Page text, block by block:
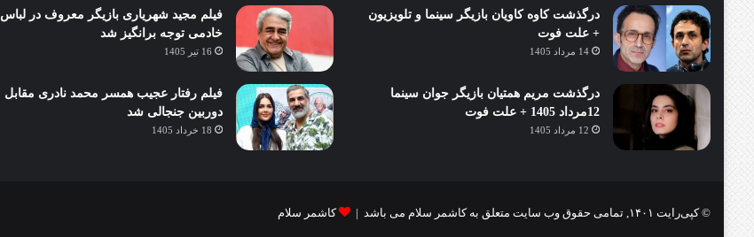
درگذشت کاوه کاویان بازیگر سینما و تلویزیون
+ علت فوت
14 مرداد 1405
درگذشت مریم همتیان بازیگر جوان سینما
12مرداد 1405 + علت فوت
12 مرداد 1405
فیلم مجید شهریاری بازیگر معروف در لباس
خادمی توجه برانگیز شد
16 تیر 1405
فیلم رفتار عجیب همسر محمد نادری مقابل
دوربین جنجالی شد
18 خرداد 1405
© کپی‌رایت ۱۴۰۱, تمامی حقوق وب سایت متعلق به کاشمر سلام می باشد | کاشمر سلام